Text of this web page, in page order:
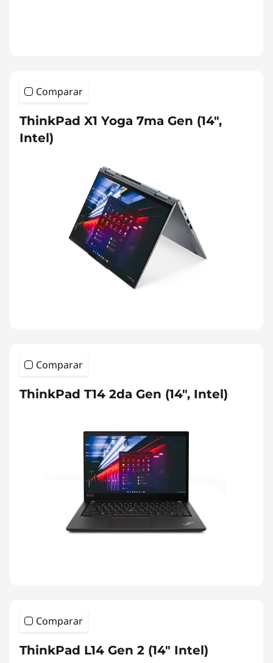
Comparar
ThinkPad X1 Yoga 7ma Gen (14",
Intel)
Comparar
ThinkPad T14 2da Gen (14", Intel)
Comparar
ThinkPad L14 Gen 2 (14" Intel)